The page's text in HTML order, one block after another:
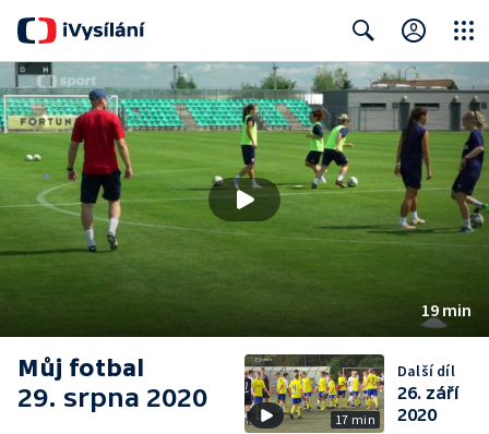
Search Close
19 min
Můj fotbal
29. srpna 2020
17 min
Další díl
26. září
2020